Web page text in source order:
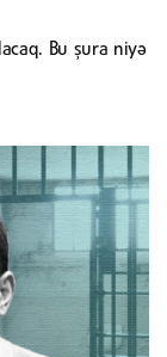
Bu şura niyə